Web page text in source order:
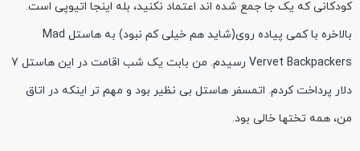
کودکانی که یک جا جمع شده اند اعتماد نکنید، بله اینجا اتیوپی است.
بالاخره با کمی پیاده روی(شاید هم خیلی کم نبود) به هاستل Mad
Vervet Backpackers رسیدم. من بابت یک شب اقامت در این هاستل 7
دلار پرداخت کردم. اتمسفر هاستل بی نظیر بود و مهم تر اینکه در اتاق
من، همه تختها خالی بود.